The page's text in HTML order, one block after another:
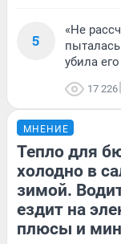
5
«Не
убила его
17 226
МНЕНИЕ
Тепло для
холодно в
зимой.
ездит на
плюсы и